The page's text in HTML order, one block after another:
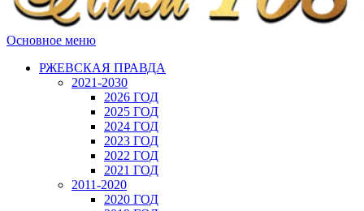
Основное меню
РЖЕВСКАЯ ПРАВДА
2021-2030
2026 ГОД
2025 ГОД
2024 ГОД
2023 ГОД
2022 ГОД
2021 ГОД
2011-2020
2020 ГОД